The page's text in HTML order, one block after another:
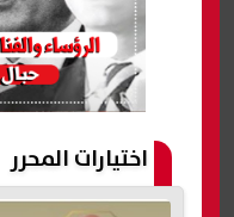
اختيارات المحرر